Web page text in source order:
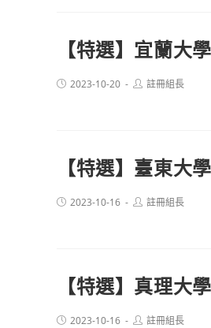
【特選】宜蘭大
Post2023-10-20
Post註冊組長
【特選】臺東大
Post2023-10-16
Post註冊組長
【特選】真理大
Post2023-10-16
Post註冊組長